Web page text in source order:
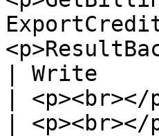
| Write
| <p><br></
|